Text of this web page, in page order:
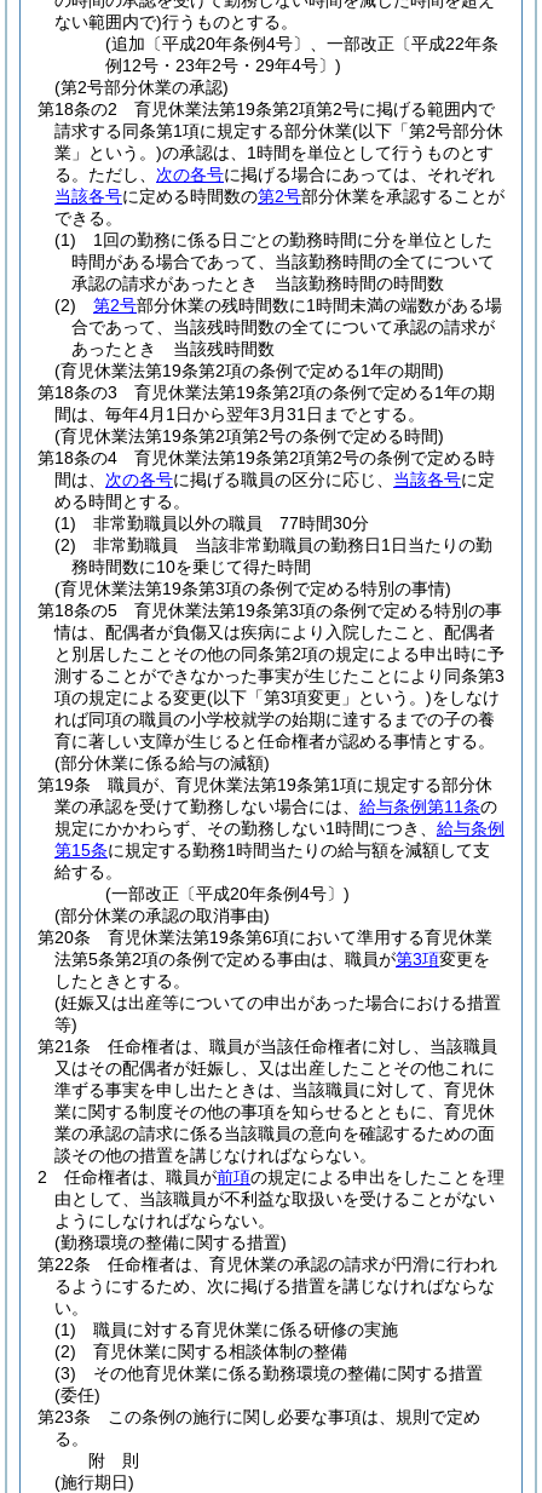
ない範囲内で)行うものとする。
(追加〔平成20年条例4号〕、一部改正〔平成22年条
例12号・23年2号・29年4号〕)
(第2号部分休業の承認)
第18条の2
育児休業法第19条第2項第2号に掲げる範囲内で
請求する同条第1項に規定する部分休業(以下「第2号部分休
業」という。)の承認は、1時間を単位として行うものとす
る。 ただし、 次の各号に掲げる場合にあっては、それぞれ
当該各号に定める時間数の第2号部分休業を承認することが
できる。
(1)
1回の勤務に係る日ごとの勤務時間に分を単位とした
時間がある場合であって、当該勤務時間の全てについて
承認の請求があったとき 当該勤務時間の時間数
(2)
第2号部分休業の残時間数に1時間未満の端数がある場
合であって、当該残時間数の全てについて承認の請求が
あったとき 当該残時間数
(育児休業法第19条第2項の条例で定める1年の期間)
第18条の3
育児休業法第19条第2項の条例で定める1年の期
間は、毎年4月1日から翌年3月31日までとする。
(育児休業法第19条第2項第2号の条例で定める時間)
第18条の4
育児休業法第19条第2項第2号の条例で定める時
間は、 次の各号に掲げる職員の区分に応じ、 当該各号に定
める時間とする。
(1)
非常勤職員以外の職員 77時間30分
(2)
非常勤職員 当該非常勤職員の勤務日1日当たりの勤
務時間数に10を乗じて得た時間
(育児休業法第19条第3項の条例で定める特別の事情)
第18条の5
育児休業法第19条第3項の条例で定める特別の事
情は、配偶者が負傷又は疾病により入院したこと、配偶者
と別居したことその他の同条第2項の規定による申出時に予
測することができなかった事実が生じたことにより同条第3
項の規定による変更(以下「第3項変更」という。)をしなけ
れば同項の職員の小学校就学の始期に達するまでの子の養
育に著しい支障が生じると任命権者が認める事情とする。
(部分休業に係る給与の減額)
第19条
職員が、育児休業法第19条第1項に規定する部分休
業の承認を受けて勤務しない場合には、 給与条例第11条の
規定にかかわらず、その勤務しない1時間につき、 給与条例
第15条に規定する勤務1時間当たりの給与額を減額して支
給する。
(一部改正〔平成20年条例4号〕)
(部分休業の承認の取消事由)
第20条
育児休業法第19条第6項において準用する育児休業
法第5条第2項の条例で定める事由は、職員が第3項変更を
したときとする。
(妊娠又は出産等についての申出があった場合における措置
等)
第21条
任命権者は、職員が当該任命権者に対し、当該職員
又はその配偶者が妊娠し、又は出産したことその他これに
準ずる事実を申し出たときは、当該職員に対して、育児休
業に関する制度その他の事項を知らせるとともに、育児休
業の承認の請求に係る当該職員の意向を確認するための面
談その他の措置を講じなければならない。
2
任命権者は、職員が前項の規定による申出をしたことを理
由として、当該職員が不利益な取扱いを受けることがない
ようにしなければならない。
(勤務環境の整備に関する措置)
第22条
任命権者は、育児休業の承認の請求が円滑に行われ
るようにするため、次に掲げる措置を講じなければならな
い。
(1)
職員に対する育児休業に係る研修の実施
(2)
育児休業に関する相談体制の整備
(3)
その他育児休業に係る勤務環境の整備に関する措置
(委任)
第23条
この条例の施行に関し必要な事項は、規則で定め
る。
附 則
(施行期日)